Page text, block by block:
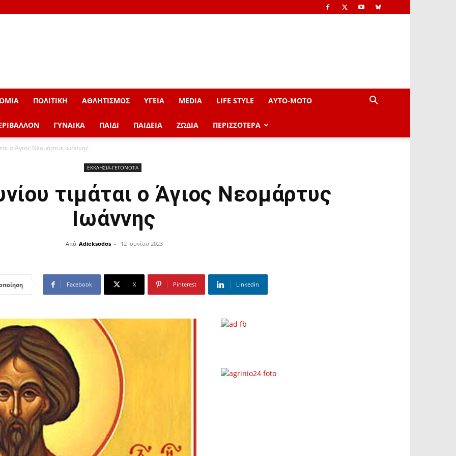
ΠΟΛΙΤΙΚΗ ΑΘΛΗΤΙΣΜΟΣ ΥΓΕΙΑ MEDIA LIFE STYLE AYTO-ΜOTO
ΓΥΝΑΙΚΑ ΠΑΙΔΙ ΠΑΙΔΕΙΑ ΖΩΔΙΑ ΠΕΡΙΣΣΟΤΕΡΑ
ο Άγιος Νεομάρτυς Ιωάννης
ΕΚΚΛΗΣΙΑ-ΓΕΓΟΝΟΤΑ
τιμάται ο Άγιος Νεομάρτυς
Ιωάννης
Από Adieksodos - 12 Ιουνίου 2023
Facebook X Pinterest Linkedin